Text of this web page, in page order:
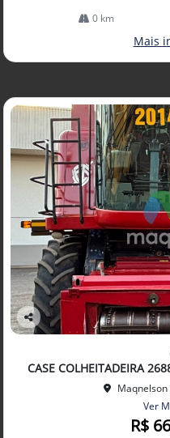
0 km
Mais
Co
arti
lhe
CASE COLHEITADEIRA
Ver
R$